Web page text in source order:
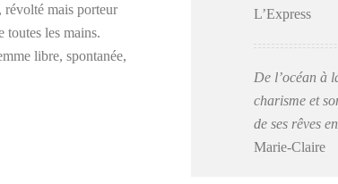
mais porteur
toutes les mains.
libre, spontanée,
L’Express
De l’océan à
charisme et
de ses rêves
Marie-Claire